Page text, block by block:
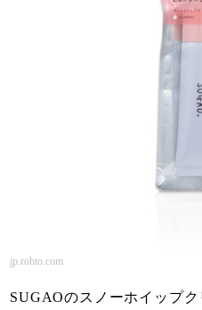
jp.rohto.com
SUGAOのスノーホイップ